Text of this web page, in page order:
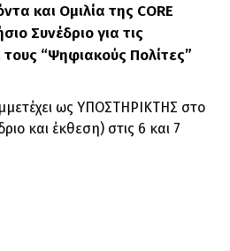
και Ομιλία της CORE
Συνέδριο για τις
τους “Ψηφιακούς Πολίτες”
ως ΥΠΟΣΤΗΡΙΚΤΗΣ στο
και έκθεση) στις 6 και 7